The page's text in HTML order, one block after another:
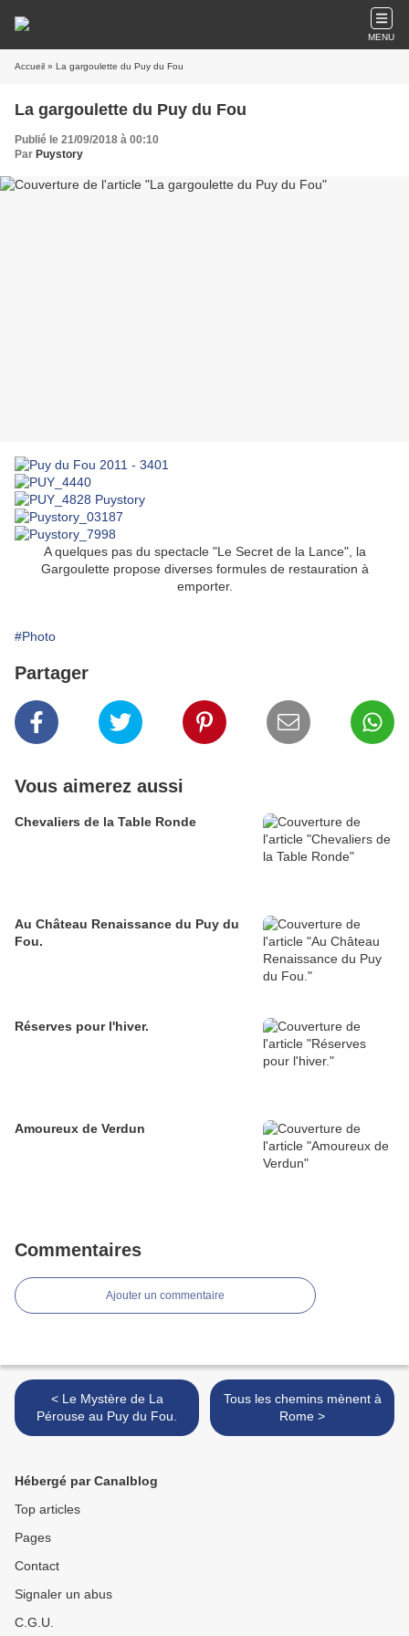
MENU
Accueil » La gargoulette du Puy du Fou
La gargoulette du Puy du Fou
Publié le 21/09/2018 à 00:10
Par Puystory
A quelques pas du spectacle "Le Secret de la Lance", la
Gargoulette propose diverses formules de restauration à
emporter.
#Photo
Partager
Vous aimerez aussi
Chevaliers de la Table Ronde
Au Château Renaissance du Puy du
Fou.
Réserves pour l'hiver.
Amoureux de Verdun
Commentaires
Ajouter un commentaire
< Le Mystère de La
Pérouse au Puy du Fou.
Tous les chemins mènent à
Rome >
Hébergé par Canalblog
Top articles
Pages
Contact
Signaler un abus
C.G.U.